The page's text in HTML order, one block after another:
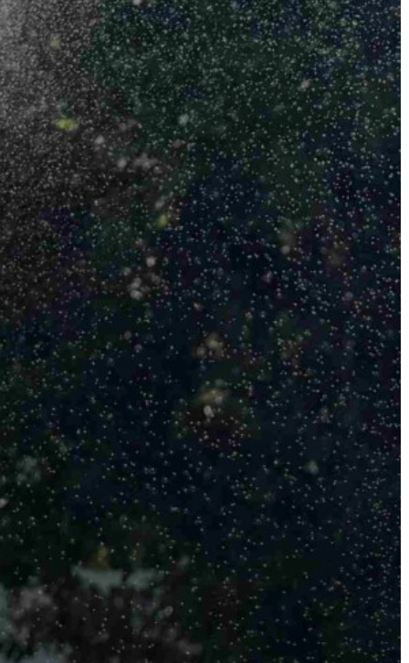
STRATÉGIÁK
ÉS
KONCEPCIÓK
BEJELENTŐ
VÁROSHÁZA
AZ
ÖNKORMÁNYZAT
A
KÉPVISELŐ-
TESTÜLET
A
VÁROSRENDÉSZET